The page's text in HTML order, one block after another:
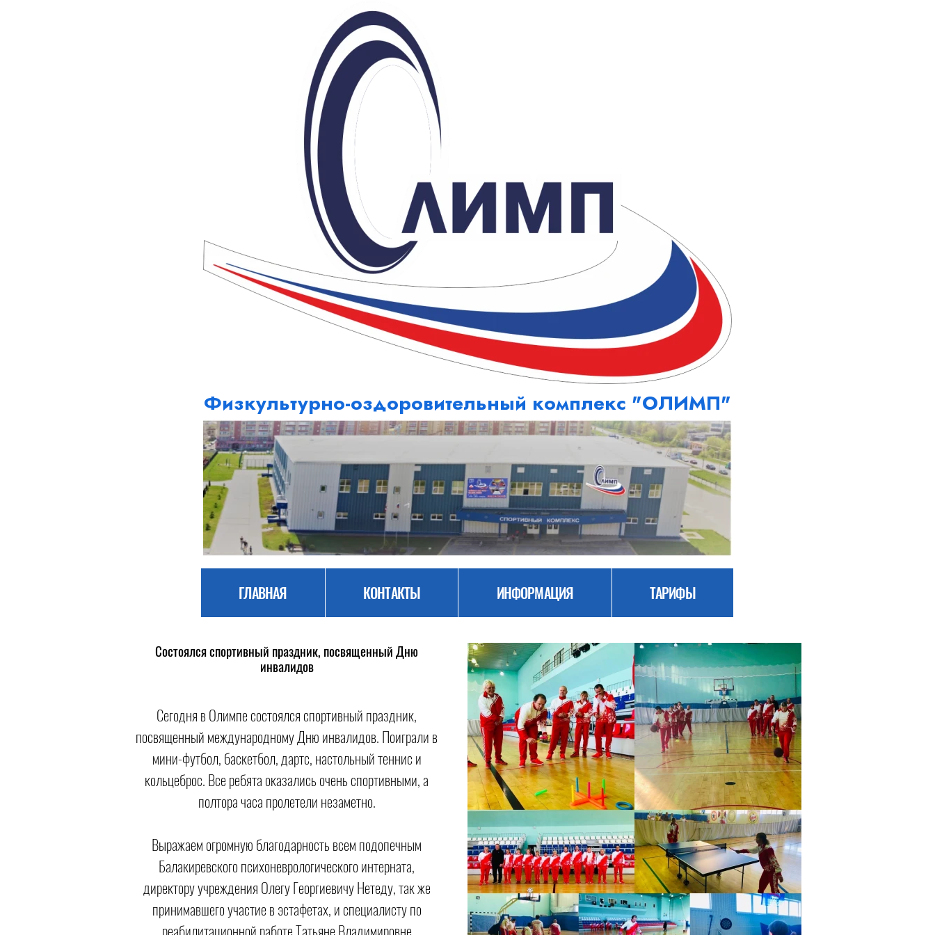
Физкультурно-оздоровительный комплекс "ОЛИМП"
ГЛАВНАЯ КОНТАКТЫ ИНФОРМАЦИЯ ТАРИФЫ
Состоялся спортивный праздник, посвященный Дню
инвалидов
Сегодня в Олимпе состоялся спортивный праздник,
посвященный международному Дню инвалидов. Поиграли в
мини-футбол, баскетбол, дартс, настольный теннис и
кольцеброс. Все ребята оказались очень спортивными, а
полтора часа пролетели незаметно.
Выражаем огромную благодарность всем подопечным
Балакиревского психоневрологического интерната,
директору учреждения Олегу Георгиевичу Нетеду, так же
принимавшего участие в эстафетах, и специалисту по
реабилитационной работе Татьяне Владимировне